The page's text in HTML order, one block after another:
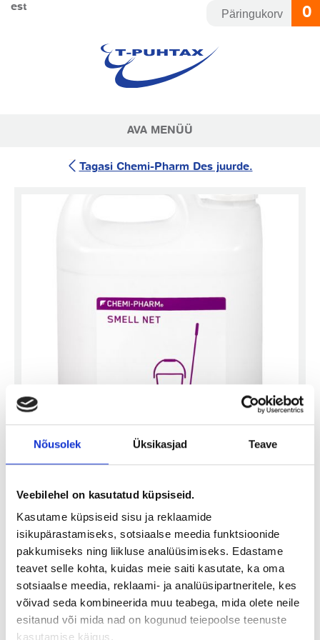
Nõusolek Üksikasjad Teave
Veebilehel on kasutatud küpsiseid.
Kasutame küpsiseid sisu ja reklaamide
isikupärastamiseks, sotsiaalse meedia funktsioonide
pakkumiseks ning liikluse analüüsimiseks. Edastame
teavet selle kohta, kuidas meie saiti kasutate, ka oma
sotsiaalse meedia, reklaami- ja analüüsipartneritele, kes
võivad seda kombineerida muu teabega, mida olete neile
esitanud või mida nad on kogunud teiepoolse teenuste
kasutamise käigus.
Skipest
Päringukorv 0
AVA MENÜÜ
Tagasi Chemi-Pharm Des juurde.
SMELL NET
SMELL NET on vedel kontsentraat pindade pesemiseks,
desinfitseerimiseks 1L, 5L
Lisa päringusse
SMELL NET on vedel kontsentraat pindade pesemiseks,
desinfitseerimiseks ja uriini lõhna eemaldamiseks.
SMELL NET on bakteritsiidse, viirusi inaktiveeriva (k.a HBV ja
HIV) ja seeni hävitava toimega. Toode on lõhnastatud ja peale